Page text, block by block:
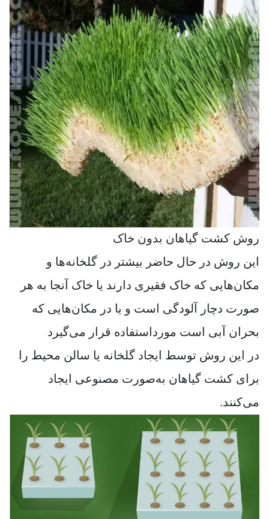
روش کشت گیاهان بدون خاک
این روش در حال حاضر بیشتر در گلخانه‌ها و
مکان‌هایی که خاک فقیری دارند یا خاک آنجا به هر
صورت دچار آلودگی است و یا در مکان‌هایی که
بحران آبی است مورداستفاده قرار می‌گیرد
در این روش توسط ایجاد گلخانه یا سالن محیط را
برای کشت گیاهان به‌صورت مصنوعی ایجاد
می‌کنند.